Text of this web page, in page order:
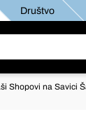
Društvo
Shopovi na Savici